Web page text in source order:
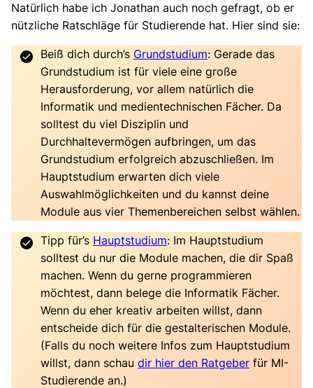
Natürlich habe ich Jonathan auch noch gefragt, ob er
nützliche Ratschläge für Studierende hat. Hier sind sie:
Beiß dich durch’s Grundstudium: Gerade das
Grundstudium ist für viele eine große
Herausforderung, vor allem natürlich die
Informatik und medientechnischen Fächer. Da
solltest du viel Disziplin und
Durchhaltevermögen aufbringen, um das
Grundstudium erfolgreich abzuschließen. Im
Hauptstudium erwarten dich viele
Auswahlmöglichkeiten und du kannst deine
Module aus vier Themenbereichen selbst wählen.
Tipp für’s Hauptstudium: Im Hauptstudium
solltest du nur die Module machen, die dir Spaß
machen. Wenn du gerne programmieren
möchtest, dann belege die Informatik Fächer.
Wenn du eher kreativ arbeiten willst, dann
entscheide dich für die gestalterischen Module.
(Falls du noch weitere Infos zum Hauptstudium
willst, dann schau dir hier den Ratgeber für MI-
Studierende an.)